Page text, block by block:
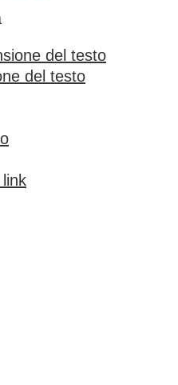
del testo
del testo